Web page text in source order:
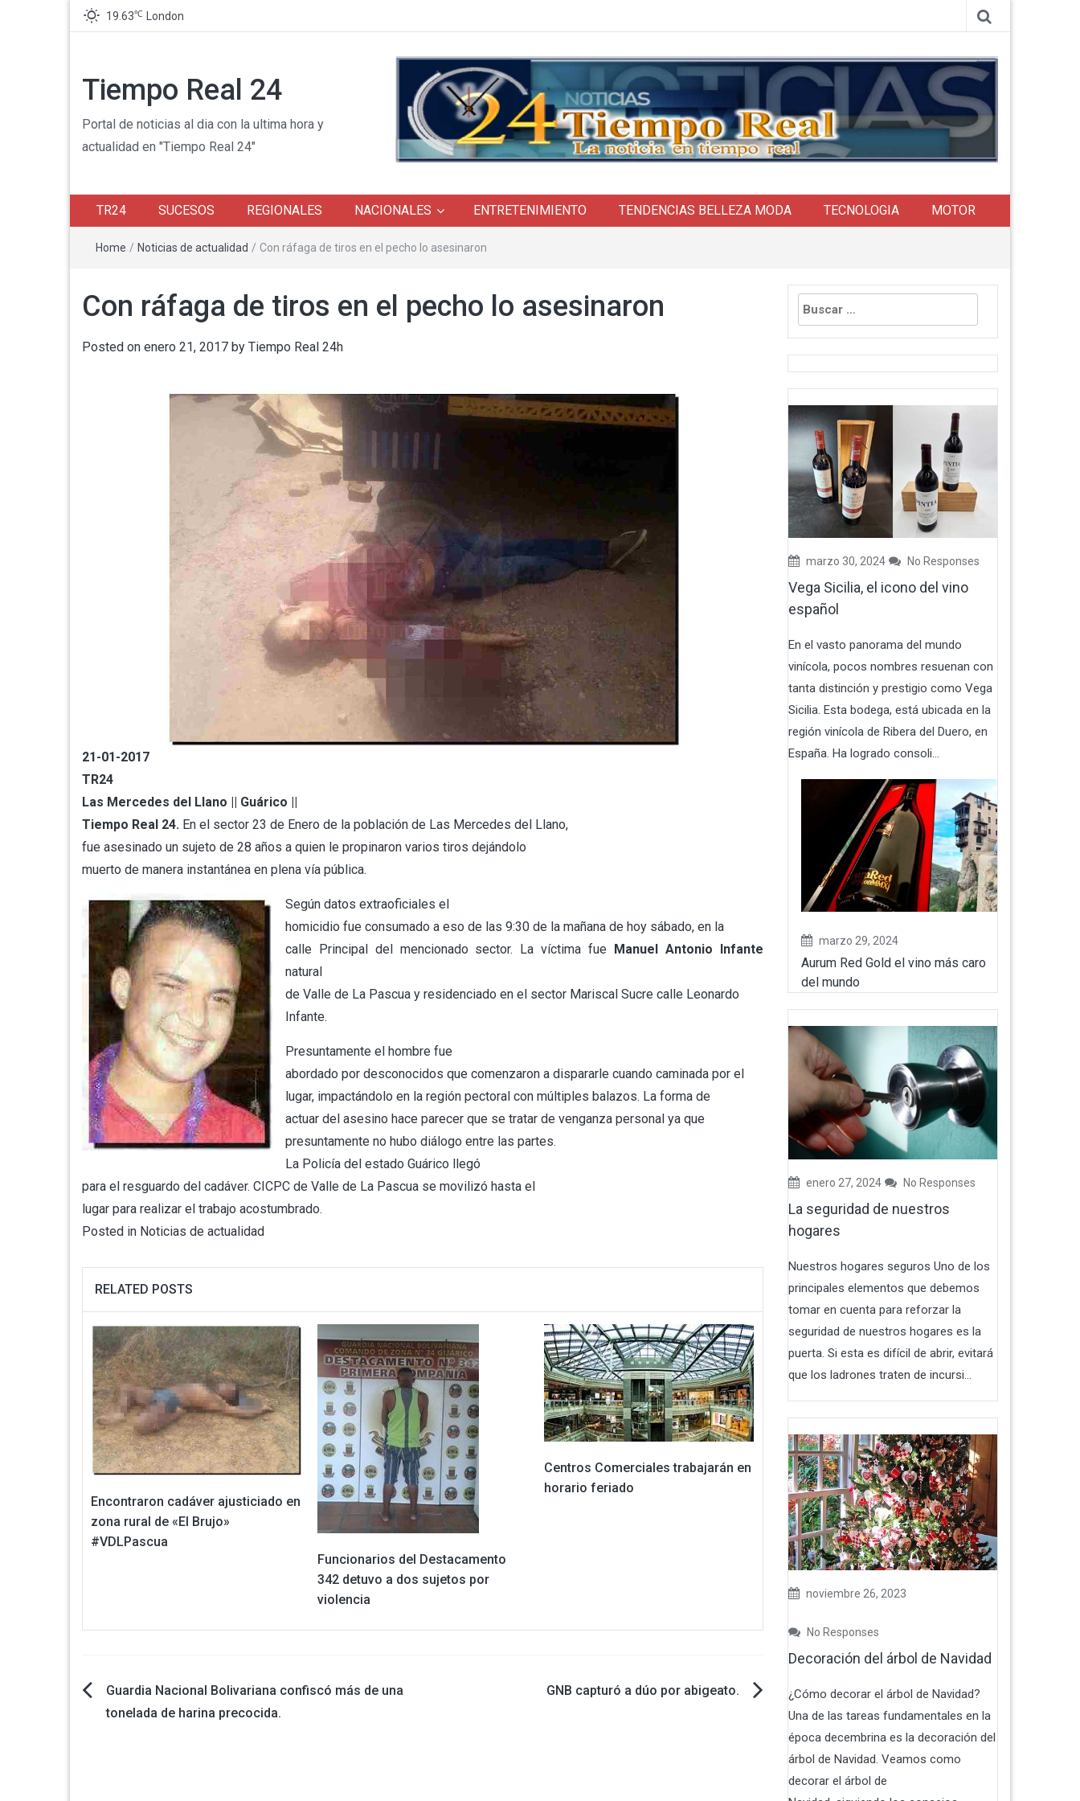
19.63℃ London
Tiempo Real 24
Portal de noticias al dia con la ultima hora y
actualidad en "Tiempo Real 24"
TR24 SUCESOS REGIONALES NACIONALES ENTRETENIMIENTO TENDENCIAS BELLEZA MODA TECNOLOGIA MOTOR
Home / Noticias de actualidad / Con ráfaga de tiros en el pecho lo asesinaron
Con ráfaga de tiros en el pecho lo asesinaron
Posted on enero 21, 2017 by Tiempo Real 24h
21-01-2017
TR24
Las Mercedes del Llano || Guárico ||
Tiempo Real 24. En el sector 23 de Enero de la población de Las Mercedes del Llano,
fue asesinado un sujeto de 28 años a quien le propinaron varios tiros dejándolo
muerto de manera instantánea en plena vía pública.
Según datos extraoficiales el
homicidio fue consumado a eso de las 9:30 de la mañana de hoy sábado, en la
calle Principal del mencionado sector. La víctima fue Manuel Antonio Infante
natural
de Valle de La Pascua y residenciado en el sector Mariscal Sucre calle Leonardo
Infante.
Presuntamente el hombre fue
abordado por desconocidos que comenzaron a dispararle cuando caminada por el
lugar, impactándolo en la región pectoral con múltiples balazos. La forma de
actuar del asesino hace parecer que se tratar de venganza personal ya que
presuntamente no hubo diálogo entre las partes.
La Policía del estado Guárico llegó
para el resguardo del cadáver. CICPC de Valle de La Pascua se movilizó hasta el
lugar para realizar el trabajo acostumbrado.
Posted in Noticias de actualidad
RELATED POSTS
Encontraron cadáver ajusticiado en
zona rural de «El Brujo»
#VDLPascua
Funcionarios del Destacamento
342 detuvo a dos sujetos por
violencia
Centros Comerciales trabajarán en
horario feriado
Navegación
Guardia Nacional Bolivariana confiscó más de una
tonelada de harina precocida.
GNB capturó a dúo por abigeato.
Buscar:
marzo 30, 2024 No Responses
Vega Sicilia, el icono del vino
español
En el vasto panorama del mundo
vinícola, pocos nombres resuenan con
tanta distinción y prestigio como Vega
Sicilia. Esta bodega, está ubicada en la
región vinícola de Ribera del Duero, en
España. Ha logrado consoli...
marzo 29, 2024
Aurum Red Gold el vino más caro
del mundo
enero 27, 2024 No Responses
La seguridad de nuestros
hogares
Nuestros hogares seguros Uno de los
principales elementos que debemos
tomar en cuenta para reforzar la
seguridad de nuestros hogares es la
puerta. Si esta es difícil de abrir, evitará
que los ladrones traten de incursi...
noviembre 26, 2023
No Responses
Decoración del árbol de Navidad
¿Cómo decorar el árbol de Navidad?
Una de las tareas fundamentales en la
época decembrina es la decoración del
árbol de Navidad. Veamos como
decorar el árbol de